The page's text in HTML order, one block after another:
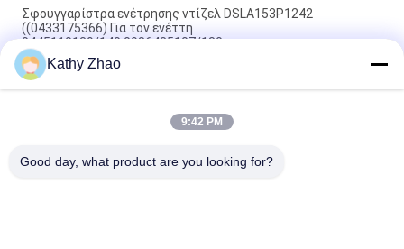
Σφουγγαρίστρα ενέτρησης ντίζελ DSLA153P1242
((0433175366) Για τον ενέττη
0445110139/140,0986435107/180
DLLA141P2146 Σφουγγαρίστρα ενέτρησης Common Rail για
ενέττες 0445120134
DSLA150P1438 Common Rail Nozzle 0433175425 Για μέρη
Kathy Zhao
9:42 PM
Good day, what product are you looking for?